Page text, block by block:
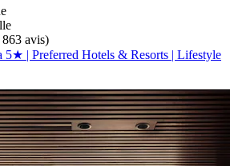
avis)
5★ | Preferred Hotels & Resorts | Lifestyle